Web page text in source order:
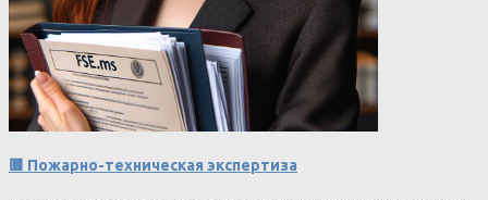
🟥 Пожарно-техническая экспертиза